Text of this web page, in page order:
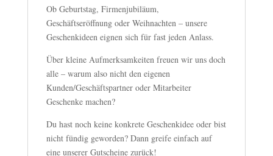
Ob Geburtstag, Firmenjubiläum,
Geschäftseröffnung oder Weihnachten – unsere
Geschenkideen eignen sich für fast jeden Anlass.
Über kleine Aufmerksamkeiten freuen wir uns doch
alle – warum also nicht den eigenen
Kunden/Geschäftspartner oder Mitarbeiter
Geschenke machen?
Du hast noch keine konkrete Geschenkidee oder bist
nicht fündig geworden? Dann greife einfach auf
eine unserer Gutscheine zurück!